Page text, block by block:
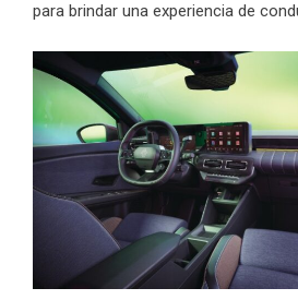
para brindar una experiencia de